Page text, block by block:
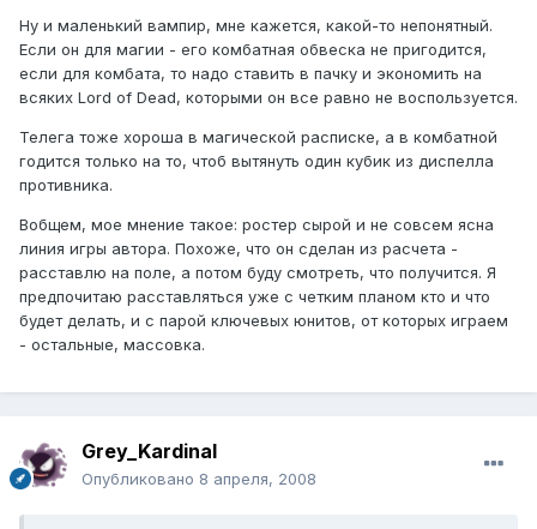
Ну и маленький вампир, мне кажется, какой-то непонятный.
Если он для магии - его комбатная обвеска не пригодится,
если для комбата, то надо ставить в пачку и экономить на
всяких Lord of Dead, которыми он все равно не воспользуется.
Телега тоже хороша в магической расписке, а в комбатной
годится только на то, чтоб вытянуть один кубик из диспелла
противника.
Вобщем, мое мнение такое: ростер сырой и не совсем ясна
линия игры автора. Похоже, что он сделан из расчета -
расставлю на поле, а потом буду смотреть, что получится. Я
предпочитаю расставляться уже с четким планом кто и что
будет делать, и с парой ключевых юнитов, от которых играем
- остальные, массовка.
Grey_Kardinal
Опубликовано 8 апреля, 2008